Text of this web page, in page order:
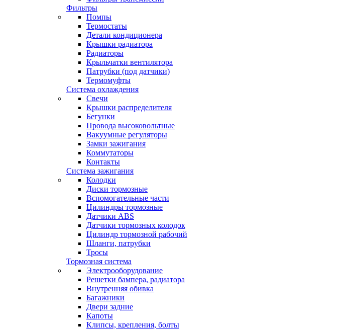
Фильтры
Помпы
Термостаты
Детали кондиционера
Крышки радиатора
Радиаторы
Крыльчатки вентилятора
Патрубки (под датчики)
Термомуфты
Система охлаждения
Свечи
Крышки распределителя
Бегунки
Провода высоковольтные
Вакуумные регуляторы
Замки зажигания
Коммутаторы
Контакты
Система зажигания
Колодки
Диски тормозные
Вспомогательные части
Цилиндры тормозные
Датчики ABS
Датчики тормозных колодок
Цилиндр тормозной рабочий
Шланги, патрубки
Тросы
Тормозная система
Электрооборудование
Решетки бампера, радиатора
Внутренняя обивка
Багажники
Двери задние
Капоты
Клипсы, крепления, болты